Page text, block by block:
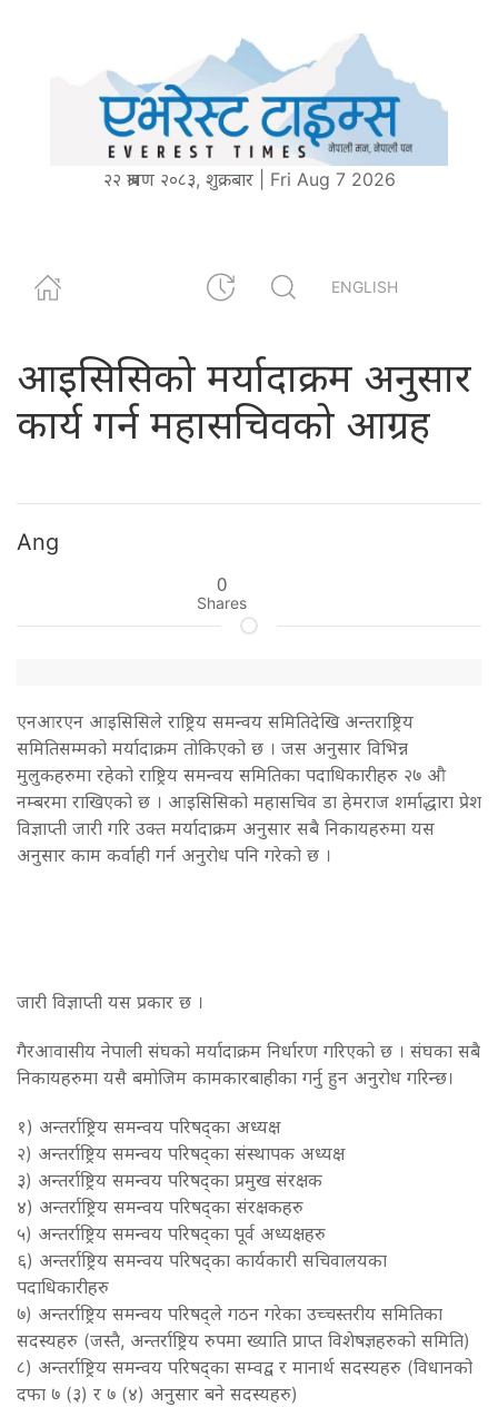
२२ श्रावण २०८३, शुक्रबार | Fri Aug 7 2026
ENGLISH
आइसिसिको मर्यादाक्रम अनुसार
कार्य गर्न महासचिवको आग्रह
Ang
0
Shares
एनआरएन आइसिसिले राष्ट्रिय समन्वय समितिदेखि अन्तराष्ट्रिय
समितिसम्मको मर्यादाक्रम तोकिएको छ । जस अनुसार विभिन्न
मुलुकहरुमा रहेको राष्ट्रिय समन्वय समितिका पदाधिकारीहरु २७ औ
नम्बरमा राखिएको छ । आइसिसिको महासचिव डा हेमराज शर्माद्धारा प्रेश
विज्ञाप्ती जारी गरि उक्त मर्यादाक्रम अनुसार सबै निकायहरुमा यस
अनुसार काम कर्वाही गर्न अनुरोध पनि गरेको छ ।
जारी विज्ञाप्ती यस प्रकार छ ।
गैरआवासीय नेपाली संघको मर्यादाक्रम निर्धारण गरिएको छ । संघका सबै
निकायहरुमा यसै बमोजिम कामकारबाहीका गर्नु हुन अनुरोध गरिन्छ।
१) अन्तर्राष्ट्रिय समन्वय परिषद्का अध्यक्ष
२) अन्तर्राष्ट्रिय समन्वय परिषद्का संस्थापक अध्यक्ष
३) अन्तर्राष्ट्रिय समन्वय परिषद्का प्रमुख संरक्षक
४) अन्तर्राष्ट्रिय समन्वय परिषद्का संरक्षकहरु
५) अन्तर्राष्ट्रिय समन्वय परिषद्का पूर्व अध्यक्षहरु
६) अन्तर्राष्ट्रिय समन्वय परिषद्का कार्यकारी सचिवालयका
पदाधिकारीहरु
७) अन्तर्राष्ट्रिय समन्वय परिषद्ले गठन गरेका उच्चस्तरीय समितिका
सदस्यहरु (जस्तै, अन्तर्राष्ट्रिय रुपमा ख्याति प्राप्त विशेषज्ञहरुको समिति)
८) अन्तर्राष्ट्रिय समन्वय परिषद्का सम्वद्व र मानार्थ सदस्यहरु (विधानको
दफा ७ (३) र ७ (४) अनुसार बने सदस्यहरु)